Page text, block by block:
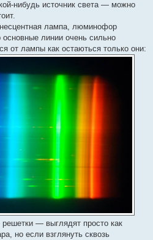
нибудь источник света — можно
лампа, люминофор
основные линии очень сильно
от лампы как остаються только они:
— выглядят просто как
но если взглянуть сквозь